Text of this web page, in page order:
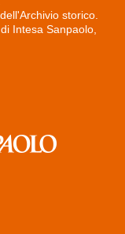
storico.
Intesa Sanpaolo,